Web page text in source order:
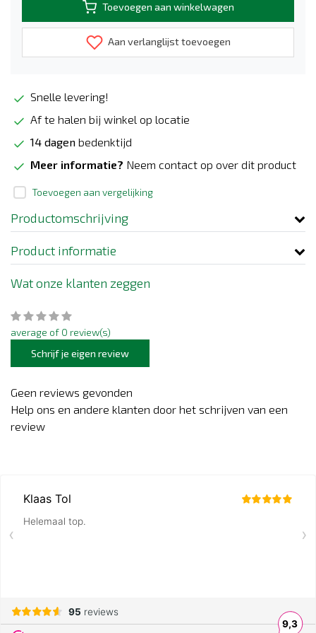
Toevoegen aan winkelwagen
Aan verlanglijst toevoegen
Snelle levering!
Af te halen bij winkel op locatie
14 dagen bedenktijd
Meer informatie? Neem contact op over dit product
Toevoegen aan vergelijking
Productomschrijving
Product informatie
Wat onze klanten zeggen
average of 0 review(s)
Schrijf je eigen review
Geen reviews gevonden
Help ons en andere klanten door het schrijven van een
review